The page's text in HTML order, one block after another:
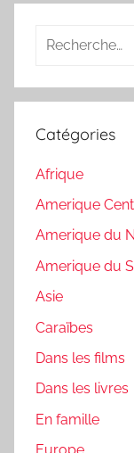
Recherche
:
Catégories
Afrique
Amerique
Amerique du
Amerique du
Asie
Caraïbes
Dans les films
Dans les livres
En famille